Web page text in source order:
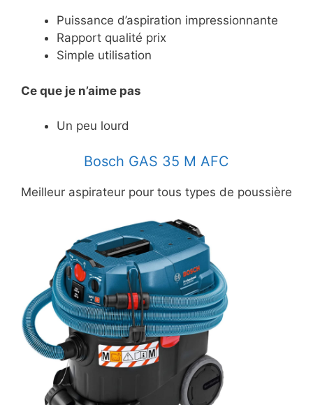
Puissance d’aspiration impressionnante
Rapport qualité prix
Simple utilisation
Ce que je n’aime pas
Un peu lourd
Bosch GAS 35 M AFC
Meilleur aspirateur pour tous types de poussière